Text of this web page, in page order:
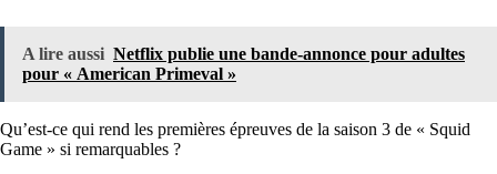
A lire aussi Netflix publie une bande-annonce pour adultes
pour « American Primeval »
Qu’est-ce qui rend les premières épreuves de la saison 3 de « Squid
Game » si remarquables ?